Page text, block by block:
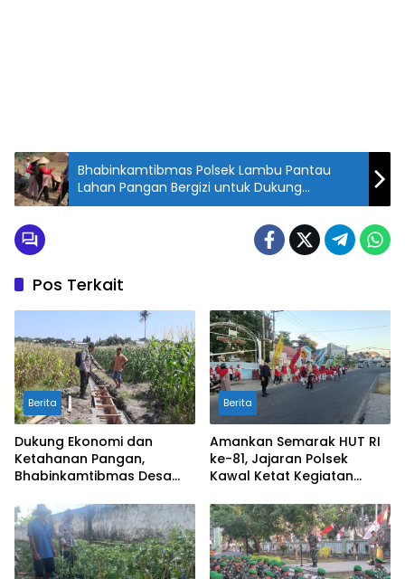
Bhabinkamtibmas Polsek Lambu Pantau
Lahan Pangan Bergizi untuk Dukung
Ketahanan Pangan Nasional
Pos Terkait
Berita
Dukung Ekonomi dan
Ketahanan Pangan,
Bhabinkamtibmas Desa
Cek Kualitas Hasil
Pertanian
Berita
Amankan Semarak HUT RI
ke-81, Jajaran Polsek
Kawal Ketat Kegiatan
Pekat